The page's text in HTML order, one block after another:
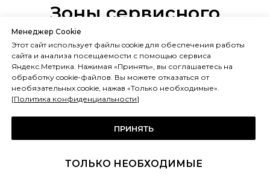
Зоны сервисного
обслуживания, монтажа
и срочного ремонта по
Москве и области на
карте
Менеджер Cookie
Этот сайт использует файлы cookie для обеспечения работы
сайта и анализа посещаемости с помощью сервиса
Яндекс.Метрика. Нажимая «Принять», вы соглашаетесь на
обработку cookie-файлов. Вы можете отказаться от
необязательных cookie, нажав «Только необходимые».
[Политика конфиденциальности]
ПРИНЯТЬ
ТОЛЬКО НЕОБХОДИМЫЕ